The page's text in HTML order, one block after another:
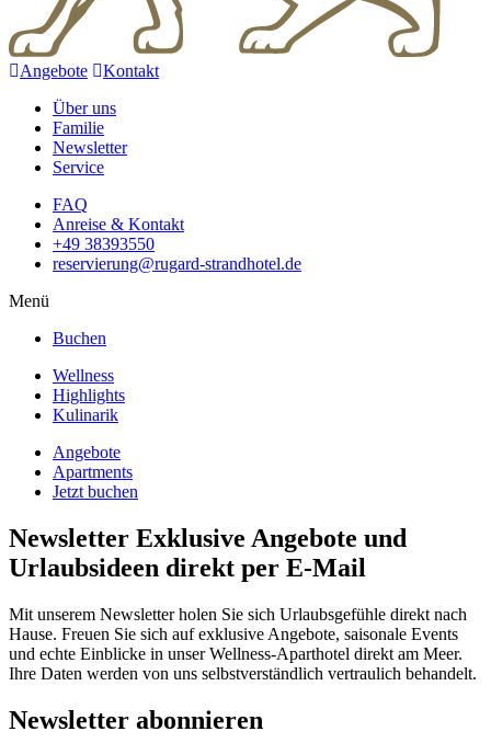
Angebote
Kontakt
Über uns
Familie
Newsletter
Service
FAQ
Anreise & Kontakt
+49 38393550
reservierung@rugard-strandhotel.de
Menü
Buchen
Wellness
Highlights
Kulinarik
Angebote
Apartments
Jetzt buchen
Newsletter Exklusive Angebote und
Urlaubsideen direkt per E-Mail
Mit unserem Newsletter holen Sie sich Urlaubsgefühle direkt nach
Hause. Freuen Sie sich auf exklusive Angebote, saisonale Events
und echte Einblicke in unser Wellness-Aparthotel direkt am Meer.
Ihre Daten werden von uns selbstverständlich vertraulich behandelt.
Newsletter abonnieren